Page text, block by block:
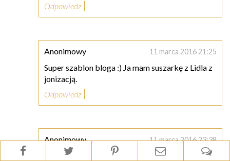
Odpowiedz
Anonimowy 11 marca 2016 21:25
Super szablon bloga :) Ja mam suszarkę z Lidla z
jonizacją.
Odpowiedz
Anonimowy 11 marca 2016 23:38
a ja mam kilka pytań dot. szkolenia w Akademii